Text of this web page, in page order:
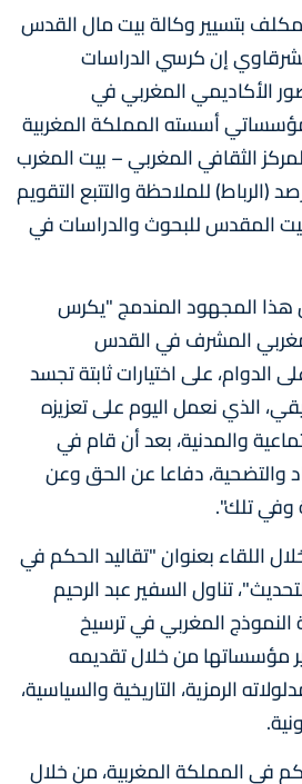
بتسيير وكالة بيت مال القدس
إن كرسي الدراسات
الأكاديمي المغربي في
أسسته المملكة المغربية
الثقافي المغربي – بيت المغرب
(الرباط) للملاحظة والتتبع التقويم
المقدس للبحوث والدراسات في
هذا المجهود المندمج "يكرس
المشرف في القدس
الدوام، على اختيارات ثابتة تجسد
الذي نعمل اليوم على تعزيزه
والمدنية، بعد أن قام في
والتضحية، دفاعا عن الحق وعن
وفي تلك".
اللقاء بعنوان "تقاليد الحكم في
تناول السفير عبد الرحيم
النموذج المغربي في ترسيخ
مؤسساتها من خلال تقديمه
الرمزية، التاريخية والسياسية،
في المملكة المغربية، من خلال